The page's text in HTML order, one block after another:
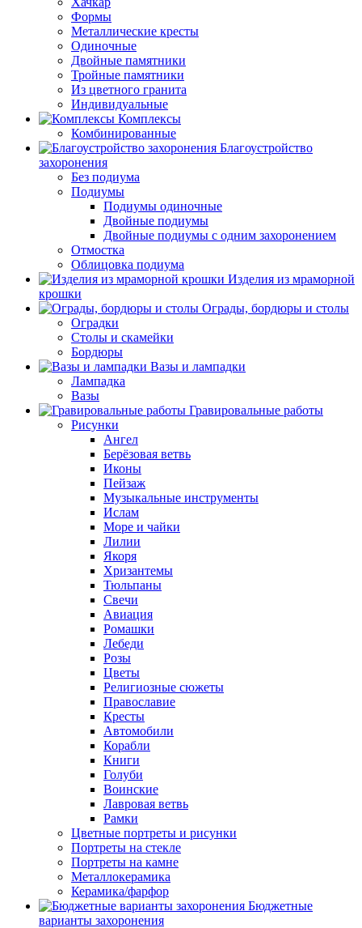
Формы
Металлические кресты
Одиночные
Двойные памятники
Тройные памятники
Из цветного гранита
Индивидуальные
Комплексы
Комбинированные
Благоустройство
захоронения
Без подиума
Подиумы
Подиумы одиночные
Двойные подиумы
Двойные подиумы с одним захоронением
Отмостка
Облицовка подиума
Изделия из мраморной
крошки
Ограды, бордюры и столы
Оградки
Столы и скамейки
Бордюры
Вазы и лампадки
Лампадка
Вазы
Гравировальные работы
Рисунки
Ангел
Берёзовая ветвь
Иконы
Пейзаж
Музыкальные инструменты
Ислам
Море и чайки
Лилии
Якоря
Хризантемы
Тюльпаны
Свечи
Авиация
Ромашки
Лебеди
Розы
Цветы
Религиозные сюжеты
Православие
Кресты
Автомобили
Корабли
Книги
Голуби
Воинские
Лавровая ветвь
Рамки
Цветные портреты и рисунки
Портреты на стекле
Портреты на камне
Металлокерамика
Керамика/фарфор
Бюджетные
варианты захоронения